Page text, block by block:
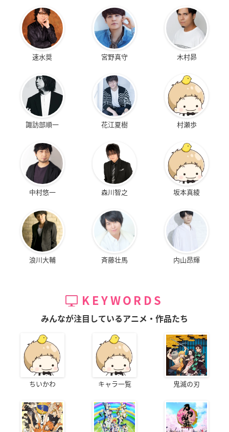
速水奨 宮野真守 木村昴
諏訪部順一 花江夏樹 村瀬歩
中村悠一 森川智之 坂本真綾
浪川大輔 斉藤壮馬 内山昂輝
KEYWORDS
みんなが注目しているアニメ・作品たち
ちいかわ キャラ一覧 鬼滅の刃